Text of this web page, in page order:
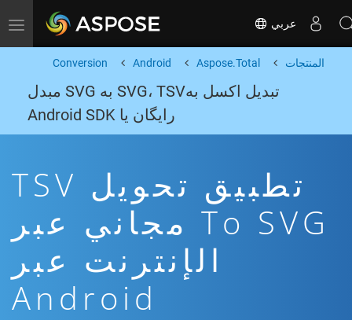
Toggle navigation عربي
المنتجات Aspose.Total
Android
Conversion
تبدیل اکسل بهSVG، TSV به SVG مبدل
رایگان یا Android SDK
تطبيق تحويل TSV
To SVG مجاني عبر
الإنترنت عبر
Android